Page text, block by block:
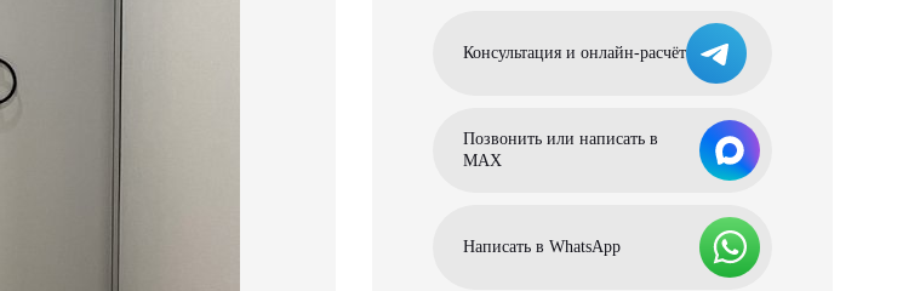
Консультация и онлайн-расчёт
Позвонить или написать в
МАХ
Написать в WhatsApp